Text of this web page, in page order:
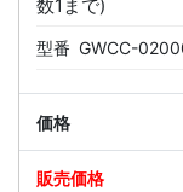
数1まで)
型番 GWCC-